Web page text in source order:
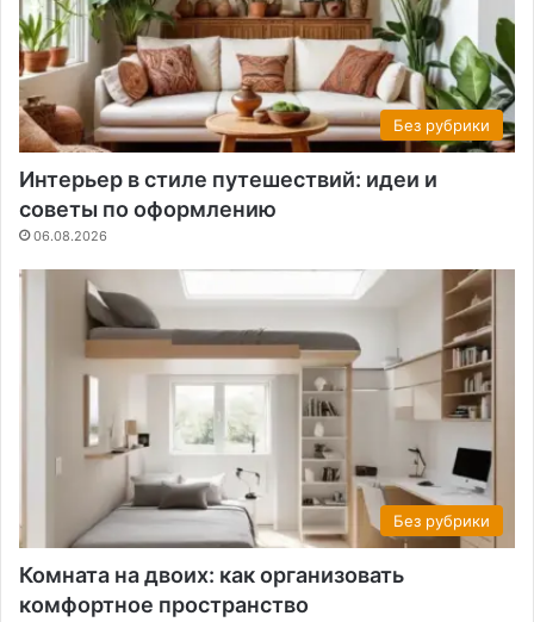
Без рубрики
Интерьер в стиле путешествий: идеи и
советы по оформлению
06.08.2026
Без рубрики
Комната на двоих: как организовать
комфортное пространство